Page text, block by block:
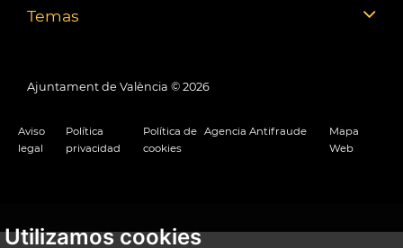
Utilizamos cookies
Temas
Ajuntament de València © 2026
Aviso
legal
Política
privacidad
Política de
cookies
Agencia Antifraude
Mapa
Web